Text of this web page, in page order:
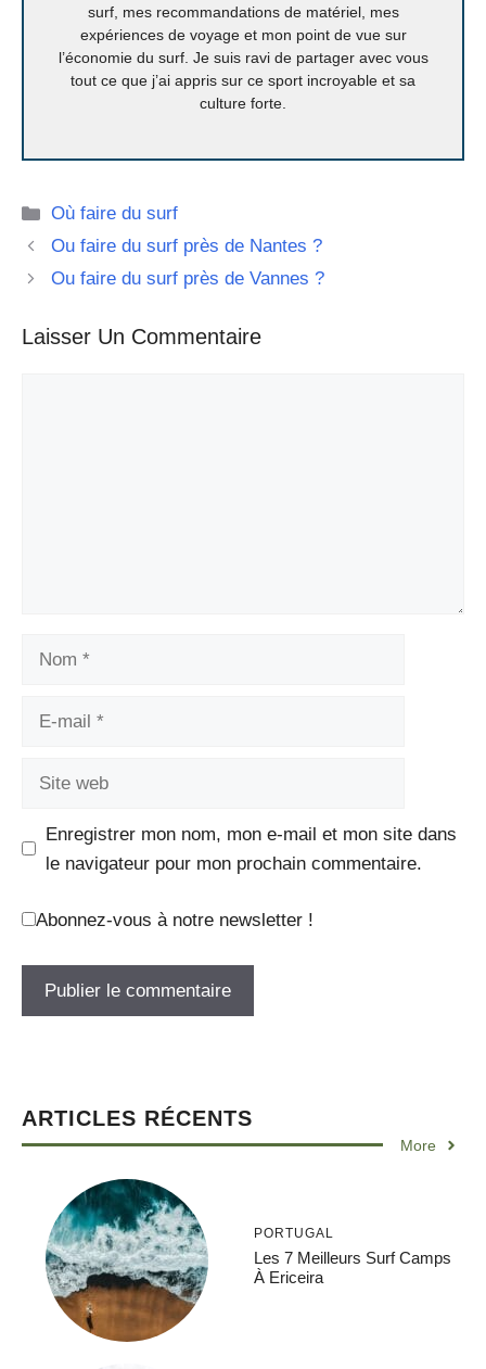
surf, mes recommandations de matériel, mes
expériences de voyage et mon point de vue sur
l’économie du surf. Je suis ravi de partager avec vous
tout ce que j’ai appris sur ce sport incroyable et sa
culture forte.
Catégories
Où faire du surf
Ou faire du surf près de Nantes ?
Ou faire du surf près de Vannes ?
Laisser Un Commentaire
Nom
Site
Enregistrer mon nom, mon e-mail et mon site dans
le navigateur pour mon prochain commentaire.
Abonnez-vous à notre newsletter !
ARTICLES RÉCENTS
More
PORTUGAL
Les 7 Meilleurs Surf Camps
À Ericeira